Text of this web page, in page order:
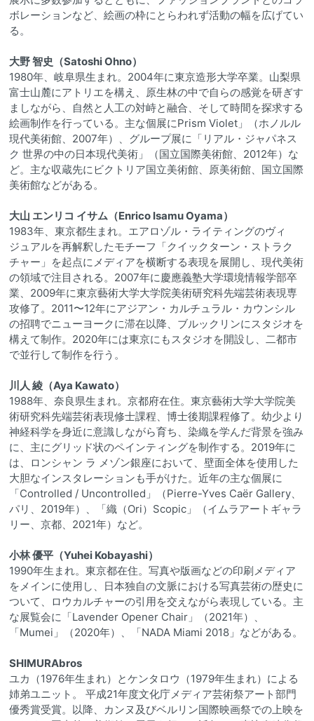
ボレーションなど、絵画の枠にとらわれず活動の幅を広げてい
る。
大野 智史（Satoshi Ohno）
1980年、岐阜県生まれ。2004年に東京造形大学卒業。山梨県
富士山麓にアトリエを構え、原生林の中で自らの感覚を研ぎす
ましながら、自然と人工の対峙と融合、そして時間を探求する
絵画制作を行っている。主な個展にPrism Violet」（ホノルル
現代美術館、2007年）、グループ展に「リアル・ジャパネス
ク 世界の中の日本現代美術」（国立国際美術館、2012年）な
ど。主な収蔵先にビクトリア国立美術館、原美術館、国立国際
美術館などがある。
大山 エンリコ イサム（Enrico Isamu Oyama）
1983年、東京都生まれ。エアロゾル・ライティングのヴィ
ジュアルを再解釈したモチーフ「クイックターン・ストラク
チャー」を起点にメディアを横断する表現を展開し、現代美術
の領域で注目される。2007年に慶應義塾大学環境情報学部卒
業、2009年に東京藝術大学大学院美術研究科先端芸術表現専
攻修了。2011〜12年にアジアン・カルチュラル・カウンシル
の招聘でニューヨークに滞在以降、ブルックリンにスタジオを
構えて制作。2020年には東京にもスタジオを開設し、二都市
で並行して制作を行う。
川人 綾（Aya Kawato）
1988年、奈良県生まれ。京都府在住。東京藝術大学大学院美
術研究科先端芸術表現修士課程、博士後期課程修了。幼少より
神経科学を身近に意識しながら育ち、染織を学んだ背景を強み
に、主にグリッド状のペインティングを制作する。2019年に
は、ロンシャン ラ メゾン銀座において、壁面全体を使用した
大胆なインスタレーションも手がけた。近年の主な個展に
「Controlled / Uncontrolled」（Pierre-Yves Caër Gallery、
パリ、2019年）、「織（Ori）Scopic」（イムラアートギャラ
リー、京都、2021年）など。
小林 優平（Yuhei Kobayashi）
1990年生まれ。東京都在住。写真や版画などの印刷メディア
をメインに使用し、日本独自の文脈における写真芸術の歴史に
ついて、ロウカルチャーの引用を交えながら表現している。主
な展覧会に「Lavender Opener Chair」（2021年）、
「Mumei」（2020年）、「NADA Miami 2018」などがある。
SHIMURAbros
ユカ（1976年生まれ）とケンタロウ（1979年生まれ）による
姉弟ユニット。 平成21年度文化庁メディア芸術祭アート部門
優秀賞受賞。以降、カンヌ及びベルリン国際映画祭での上映を